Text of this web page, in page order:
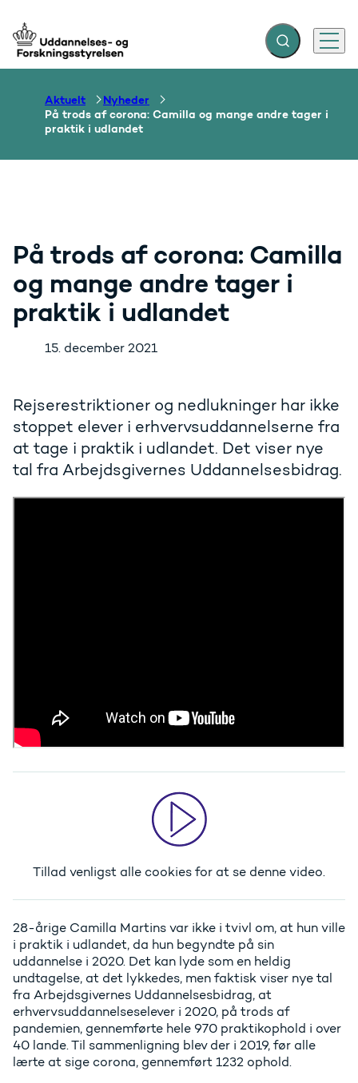
Gå til forsiden Fold søgefelt ud
Menu
Aktuelt
Nyheder
På trods af corona: Camilla og mange andre tager i
praktik i udlandet
På trods af corona: Camilla
og mange andre tager i
praktik i udlandet
15. december 2021
Rejserestriktioner og nedlukninger har ikke
stoppet elever i erhvervsuddannelserne fra
at tage i praktik i udlandet. Det viser nye
tal fra Arbejdsgivernes Uddannelsesbidrag.
Tillad venligst alle cookies for at se denne video.
28-årige Camilla Martins var ikke i tvivl om, at hun ville
i praktik i udlandet, da hun begyndte på sin
uddannelse i 2020. Det kan lyde som en heldig
undtagelse, at det lykkedes, men faktisk viser nye tal
fra Arbejdsgivernes Uddannelsesbidrag, at
erhvervsuddannelseselever i 2020, på trods af
pandemien, gennemførte hele 970 praktikophold i over
40 lande. Til sammenligning blev der i 2019, før alle
lærte at sige corona, gennemført 1232 ophold.